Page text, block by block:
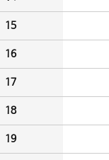
15
16
17
18
19